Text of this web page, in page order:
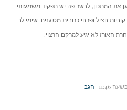
את המתכון, לבשר פה יש תפקיד משמעותי
חציל ופרחי כרובית מטוגנים. שימי לב
האורז לא יגיע למרקם הרצוי.
הגב